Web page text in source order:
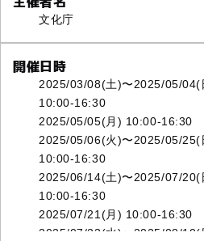
文化庁
開催日時
2025/03/08(土)〜2025/05/04(
10:00-16:30
2025/05/05(月) 10:00-16:30
2025/05/06(火)〜2025/05/25(
10:00-16:30
2025/06/14(土)〜2025/07/20(
10:00-16:30
2025/07/21(月) 10:00-16:30
2025/07/23(水)〜2025/08/10(